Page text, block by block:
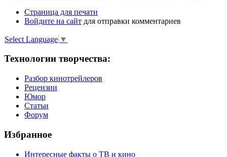
Страница для печати
Войдите на сайт для отправки комментариев
Select Language ▼
Технологии творчества:
Разбор кинотрейлеров
Рецензии
Юмор
Статьи
Форум
Избранное
Интересные факты о ТВ и кино